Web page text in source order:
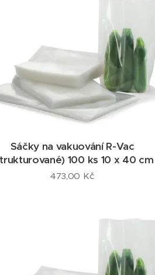
Sáčky na vakuování R-Vac
100 ks 10 x 40 cm
473,00 Kč